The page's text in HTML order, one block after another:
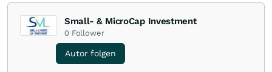
Small- & MicroCap Investment
0 Follower
Autor folgen